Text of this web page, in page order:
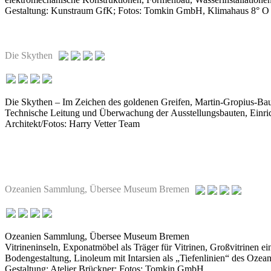
Gestaltung: Kunstraum GfK; Fotos: Tomkin GmbH, Klimahaus 8°
Die Skythen
Die Skythen – Im Zeichen des goldenen Greifen, Martin-Gropius-
Technische Leitung und Überwachung der Ausstellungsbauten,
Architekt/Fotos: Harry Vetter Team
Ozeanien Sammlung, Übersee Museum Bremen
Ozeanien Sammlung, Übersee Museum Bremen
Vitrineninseln, Exponatmöbel als Träger für Vitrinen, Großvitrinen
Bodengestaltung, Linoleum mit Intarsien als „Tiefenlinien“ des
Gestaltung: Atelier Brückner; Fotos: Tomkin GmbH